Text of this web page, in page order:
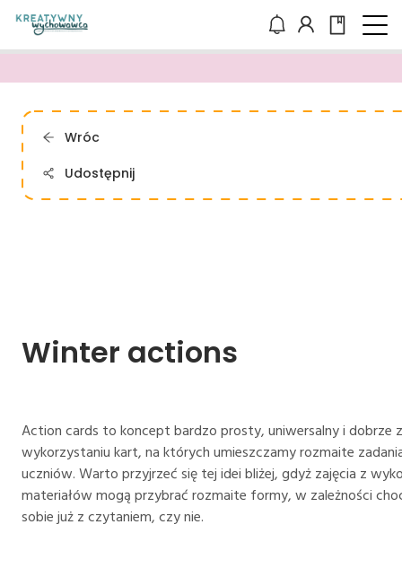
Wróc
Udostępnij
Winter actions
Action cards to koncept bardzo prosty, uniwersalny i dobrze
wykorzystaniu kart, na których umieszczamy rozmaite
uczniów. Warto przyjrzeć się tej idei bliżej, gdyż zajęcia z
materiałów mogą przybrać rozmaite formy, w zależności
sobie już z czytaniem, czy nie.